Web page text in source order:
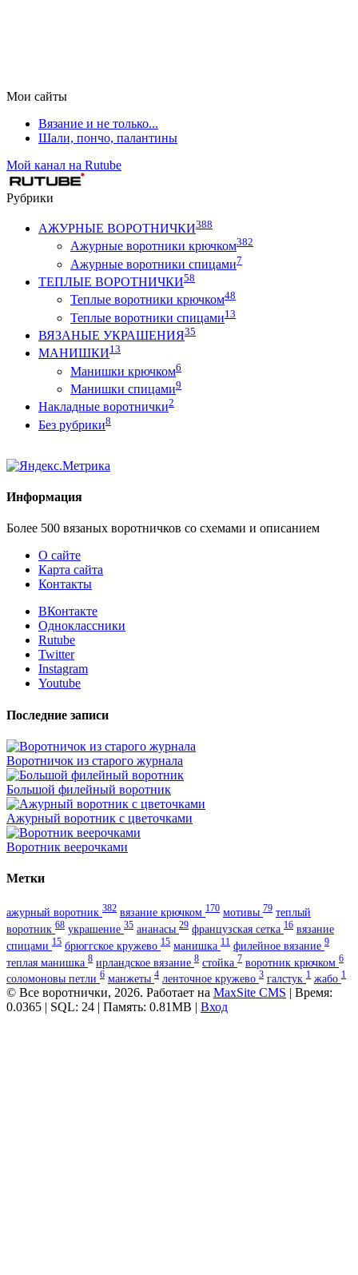
Мои сайты
Вязание и не только...
Шали, пончо, палантины
Мой канал на Rutube
Рубрики
АЖУРНЫЕ ВОРОТНИЧКИ388
Ажурные воротники крючком382
Ажурные воротники спицами7
ТЕПЛЫЕ ВОРОТНИЧКИ58
Теплые воротники крючком48
Теплые воротники спицами13
ВЯЗАНЫЕ УКРАШЕНИЯ35
МАНИШКИ13
Манишки крючком6
Манишки спицами9
Накладные воротнички2
Без рубрики8
Информация
Более 500 вязаных воротничков со схемами и описанием
О сайте
Карта сайта
Контакты
ВКонтакте
Одноклассники
Rutube
Twitter
Instagram
Youtube
Последние записи
Воротничок из старого журнала
Большой филейный воротник
Ажурный воротник с цветочками
Воротник веерочками
Метки
ажурный воротник 382 вязание крючком 170 мотивы 79 теплый
воротник 68 украшение 35 ананасы 29 французская сетка 16 вязание
спицами 15 брюггское кружево 15 манишка 11 филейное вязание 9
теплая манишка 8 ирландское вязание 8 стойка 7 воротник крючком 6
соломоновы петли 6 манжеты 4 ленточное кружево 3 галстук 1 жабо 1
© Все воротнички, 2026. Работает на MaxSite CMS | Время:
0.0365 | SQL: 24 | Память: 0.81MB | Вход